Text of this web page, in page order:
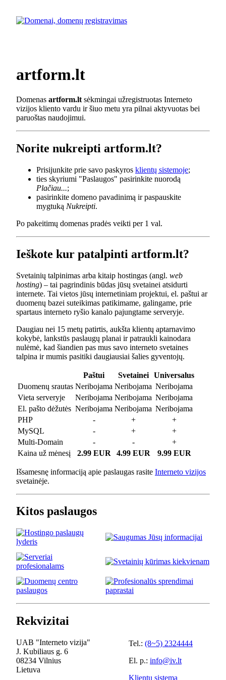
artform.lt
Domenas artform.lt sėkmingai užregistruotas Interneto
vizijos kliento vardu ir šiuo metu yra pilnai aktyvuotas bei
paruoštas naudojimui.
Norite nukreipti artform.lt?
Prisijunkite prie savo paskyros klientų sistemoje;
ties skyriumi "Paslaugos" pasirinkite nuorodą
Plačiau...;
pasirinkite domeno pavadinimą ir paspauskite
mygtuką Nukreipti.
Po pakeitimų domenas pradės veikti per 1 val.
Ieškote kur patalpinti artform.lt?
Svetainių talpinimas arba kitaip hostingas (angl. web
hosting) – tai pagrindinis būdas jūsų svetainei atsidurti
internete. Tai vietos jūsų internetiniam projektui, el. paštui ar
duomenų bazei suteikimas patikimame, galingame, prie
spartaus interneto ryšio kanalo pajungtame serveryje.
Daugiau nei 15 metų patirtis, aukšta klientų aptarnavimo
kokybė, lankstūs paslaugų planai ir patraukli kainodara
nulėmė, kad šiandien pas mus savo interneto svetaines
talpina ir mumis pasitiki daugiausiai šalies gyventojų.
Paštui Svetainei
Universalus
Duomenų srautas Neribojama Neribojama Neribojama
Vieta serveryje
Neribojama Neribojama Neribojama
El. pašto dėžutės Neribojama Neribojama Neribojama
PHP
- +
+
MySQL
- +
+
Multi-Domain
- -
+
Kaina už mėnesį
2.99 EUR 4.99 EUR 9.99 EUR
Išsamesnę informaciją apie paslaugas rasite Interneto vizijos
svetainėje.
Kitos paslaugos
Rekvizitai
UAB "Interneto vizija"
J. Kubiliaus g. 6
08234 Vilnius
Lietuva
Tel.: (8~5) 2324444
El. p.: info@iv.lt
Klientų sistema